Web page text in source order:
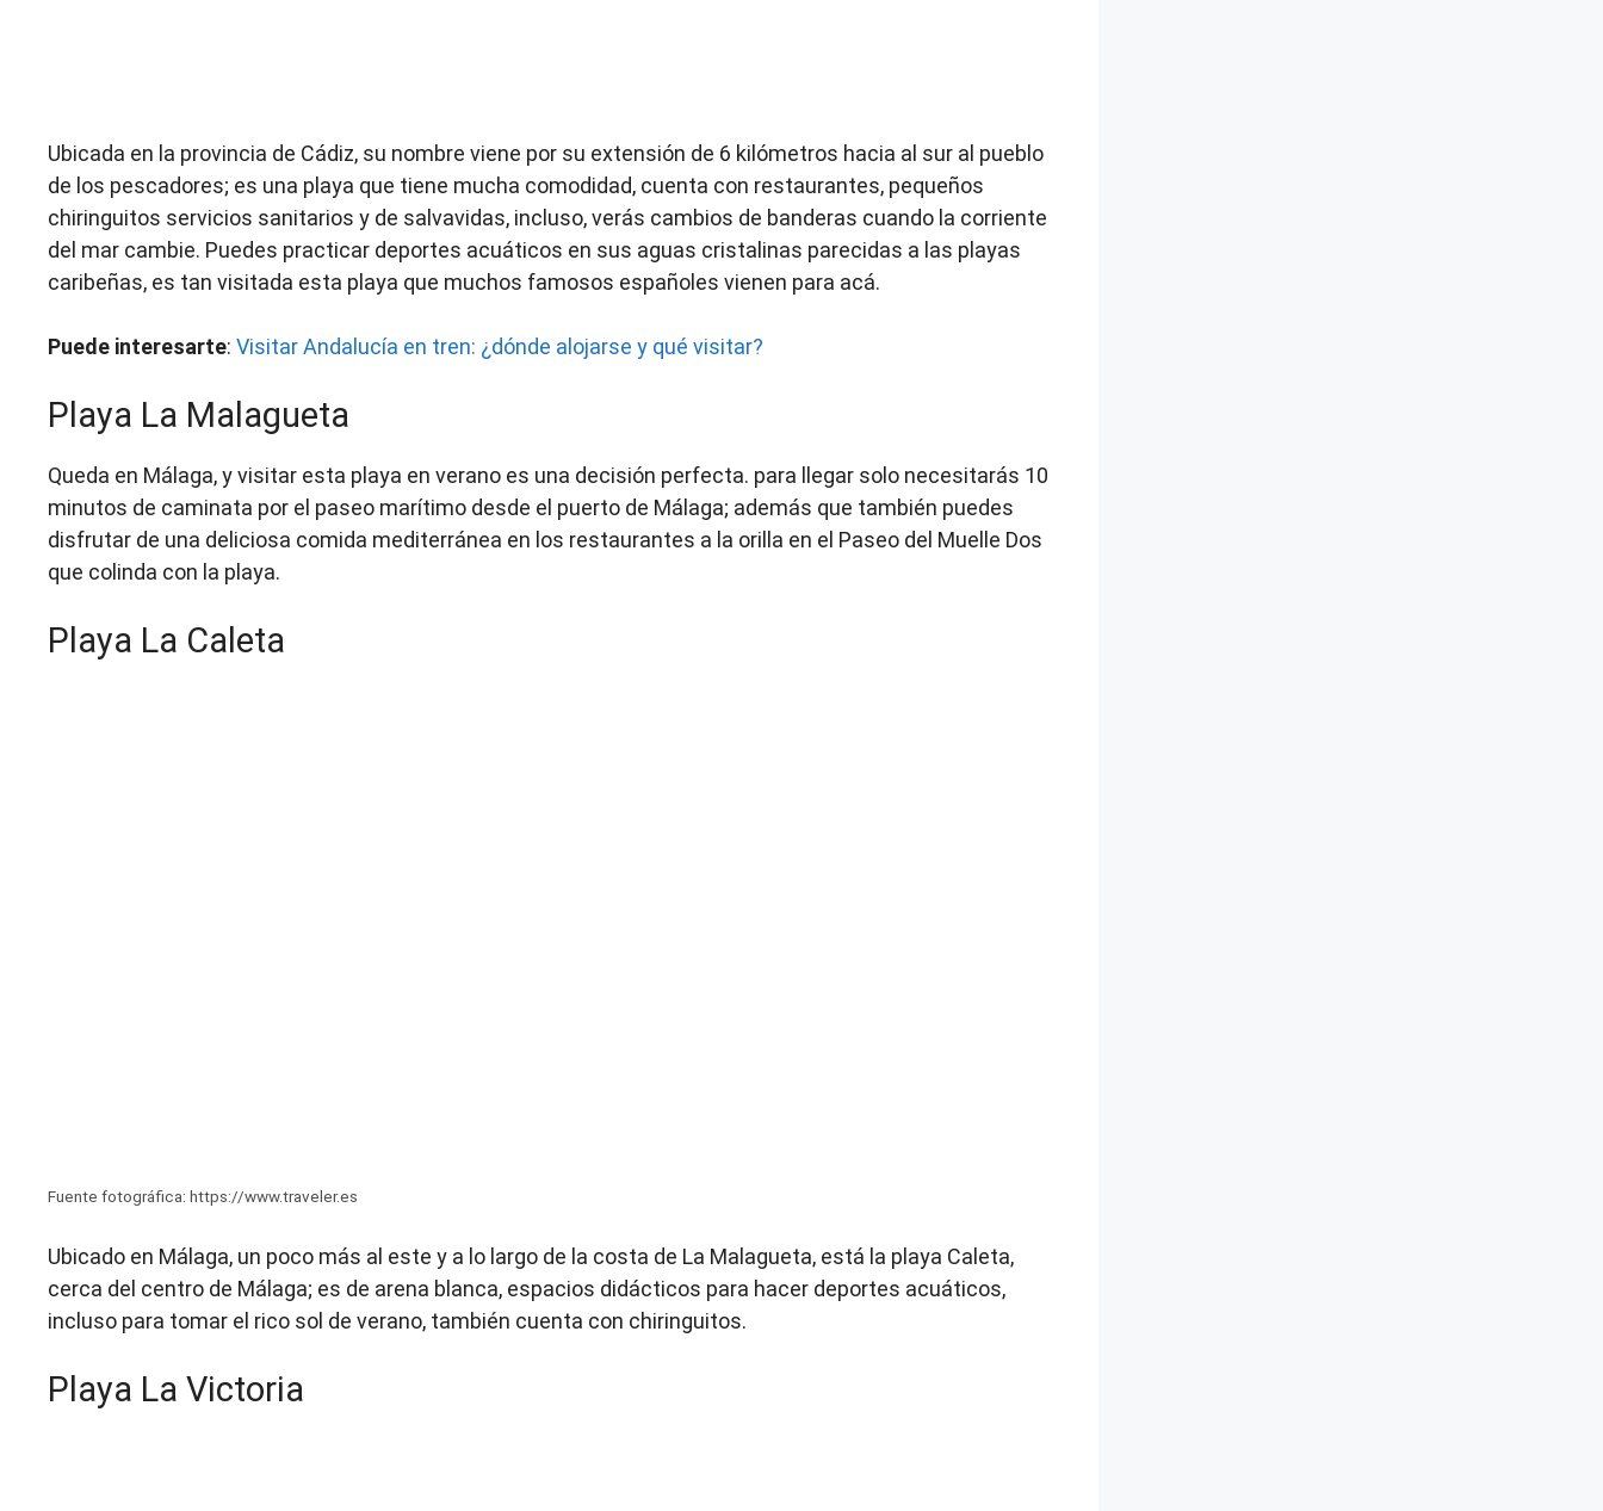
Ubicada en la provincia de Cádiz, su nombre viene por su extensión de 6 kilómetros hacia al sur al pueblo
de los pescadores; es una playa que tiene mucha comodidad, cuenta con restaurantes, pequeños
chiringuitos servicios sanitarios y de salvavidas, incluso, verás cambios de banderas cuando la corriente
del mar cambie. Puedes practicar deportes acuáticos en sus aguas cristalinas parecidas a las playas
caribeñas, es tan visitada esta playa que muchos famosos españoles vienen para acá.
Puede interesarte: Visitar Andalucía en tren: ¿dónde alojarse y qué visitar?
Playa La Malagueta
Queda en Málaga, y visitar esta playa en verano es una decisión perfecta. para llegar solo necesitarás 10
minutos de caminata por el paseo marítimo desde el puerto de Málaga; además que también puedes
disfrutar de una deliciosa comida mediterránea en los restaurantes a la orilla en el Paseo del Muelle Dos
que colinda con la playa.
Playa La Caleta
Fuente fotográfica: https://www.traveler.es
Ubicado en Málaga, un poco más al este y a lo largo de la costa de La Malagueta, está la playa Caleta,
cerca del centro de Málaga; es de arena blanca, espacios didácticos para hacer deportes acuáticos,
incluso para tomar el rico sol de verano, también cuenta con chiringuitos.
Playa La Victoria